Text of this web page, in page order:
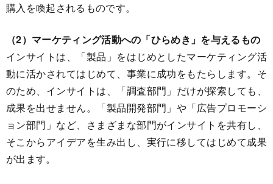
購入を喚起されるものです。
（2）マーケティング活動への「ひらめき」を与えるもの
インサイトは、「製品」をはじめとしたマーケティング活
動に活かされてはじめて、事業に成功をもたらします。そ
のため、インサイトは、「調査部門」だけが探索しても、
成果を出せません。「製品開発部門」や「広告プロモーシ
ョン部門」など、さまざまな部門がインサイトを共有し、
そこからアイデアを生み出し、実行に移してはじめて成果
が出ます。